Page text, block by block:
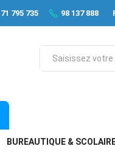
71 795 735 98 137 888
BUREAUTIQUE &